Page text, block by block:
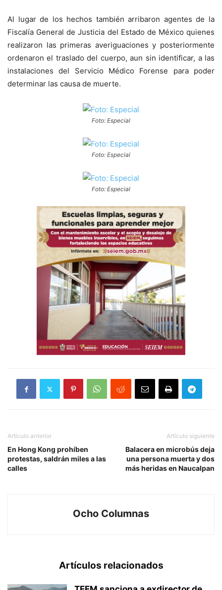
Al lugar de los hechos también arribaron agentes de la
Fiscalía General de Justicia del Estado de México quienes
realizaron las primeras averiguaciones y posteriormente
ordenaron el traslado del cuerpo, aun sin identificar, a las
instalaciones del Servicio Médico Forense para poder
determinar las causa de muerte.
Foto: Especial
Foto: Especial
Foto: Especial
Artículo anterior
En Hong Kong prohíben
protestas, saldrán miles a las
calles
Artículo siguiente
Balacera en microbús deja
una persona muerta y dos
más heridas en Naucalpan
Ocho Columnas
Artículos relacionados